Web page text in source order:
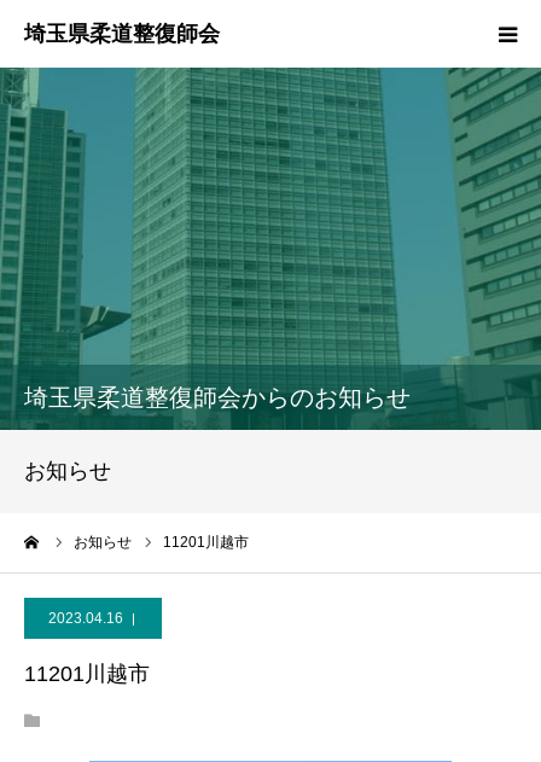
埼玉県柔道整復師会からのお知らせ
お知らせ
お知らせ 11201川越市
2023.04.16
11201川越市
本会のご紹介
情報公開
柔道整復師とは
接骨院・整骨院検索